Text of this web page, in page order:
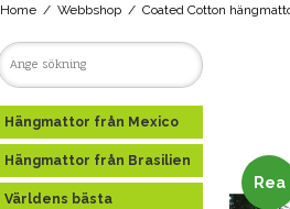
Home / Webbshop / Coated Cotton
Hängmattor från Mexico
Hängmattor från Brasilien
Världens bästa
Rea